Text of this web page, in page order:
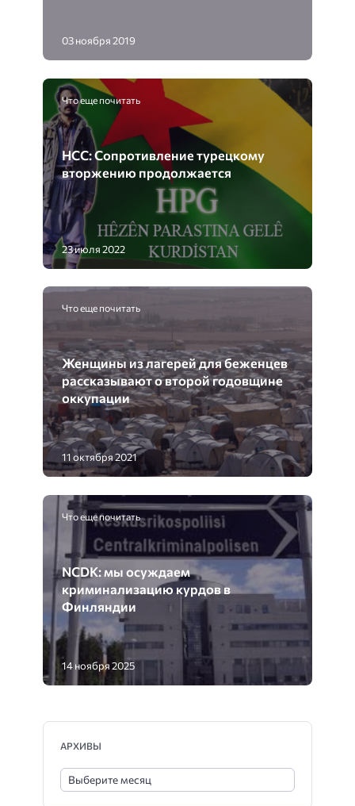
03 ноября 2019
Что еще почитать
НСС: Сопротивление турецкому
вторжению продолжается
23 июля 2022
Что еще почитать
Женщины из лагерей для беженцев
рассказывают о второй годовщине
оккупации
11 октября 2021
Что еще почитать
NCDK: мы осуждаем
криминализацию курдов в
Финляндии
14 ноября 2025
АРХИВЫ